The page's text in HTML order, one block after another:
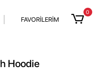
FAVORİLERİM
0
Hoodie